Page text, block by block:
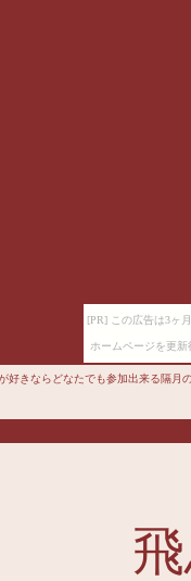
[PR] この広告は3ヶ
ホームページを更
好きならどなたでも参加出来る隔